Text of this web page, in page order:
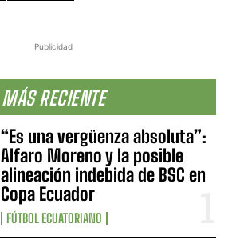
Publicidad
MÁS RECIENTE
“Es una vergüenza absoluta”:
Alfaro Moreno y la posible
alineación indebida de BSC en
Copa Ecuador
FÚTBOL ECUATORIANO